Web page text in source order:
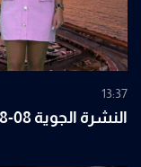
13:37
النشرة الجوية 08-08-2026